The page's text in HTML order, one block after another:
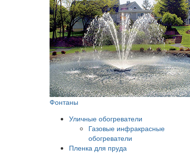
Фонтаны
Уличные обогреватели
Газовые инфракрасные
обогреватели
Пленка для пруда